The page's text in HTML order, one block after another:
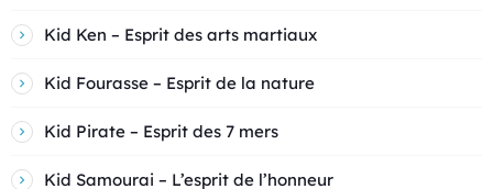
Kid Ken – Esprit des arts martiaux
Kid Fourasse – Esprit de la nature
Kid Pirate – Esprit des 7 mers
Kid Samourai – L’esprit de l’honneur